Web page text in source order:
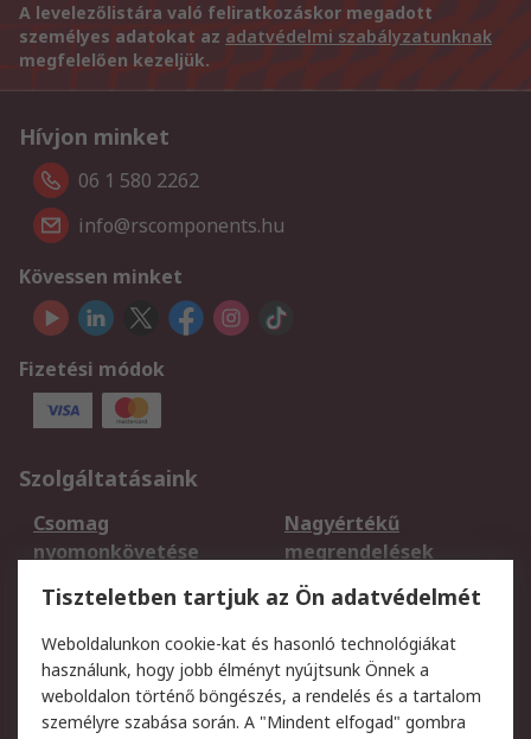
A levelezőlistára való feliratkozáskor megadott
személyes adatokat az adatvédelmi szabályzatunknak
megfelelően kezeljük.
Hívjon minket
06 1 580 2262
info@rscomponents.hu
Kövessen minket
Fizetési módok
Szolgáltatásaink
Csomag
nyomonkövetése
Nagyértékű
megrendelések
Regisztráció
Szállítás
Termékvisszaküldés
Szolgáltatások
Jogi
Tiszteletben tartjuk az Ön adatvédelmét
Weboldalunkon cookie-kat és hasonló technológiákat
használunk, hogy jobb élményt nyújtsunk Önnek a
weboldalon történő böngészés, a rendelés és a tartalom
személyre szabása során. A "Mindent elfogad" gombra